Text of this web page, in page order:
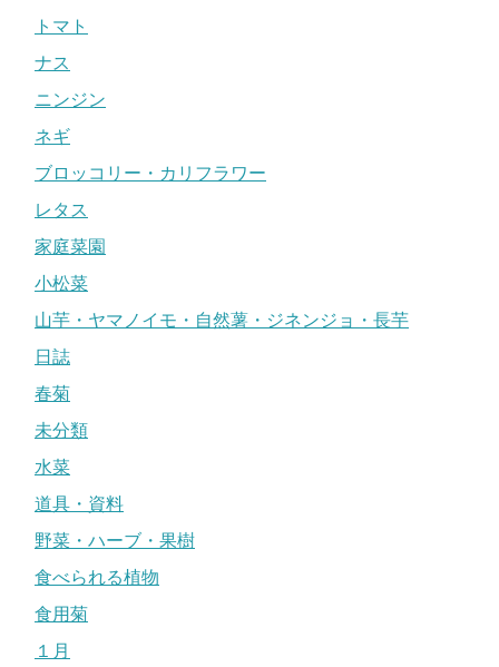
トマト
ナス
ニンジン
ネギ
ブロッコリー・カリフラワー
レタス
家庭菜園
小松菜
山芋・ヤマノイモ・自然薯・ジネンジョ・長芋
日誌
春菊
未分類
水菜
道具・資料
野菜・ハーブ・果樹
食べられる植物
食用菊
１月